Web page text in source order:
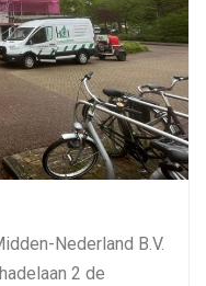
Nederland B.V.
2 de